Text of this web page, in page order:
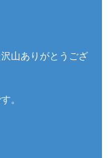
山ありがとうござ
。